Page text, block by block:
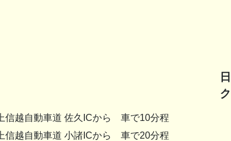
上信越自動車道 佐久ICから 車で10分程
上信越自動車道 小諸ICから 車で20分程